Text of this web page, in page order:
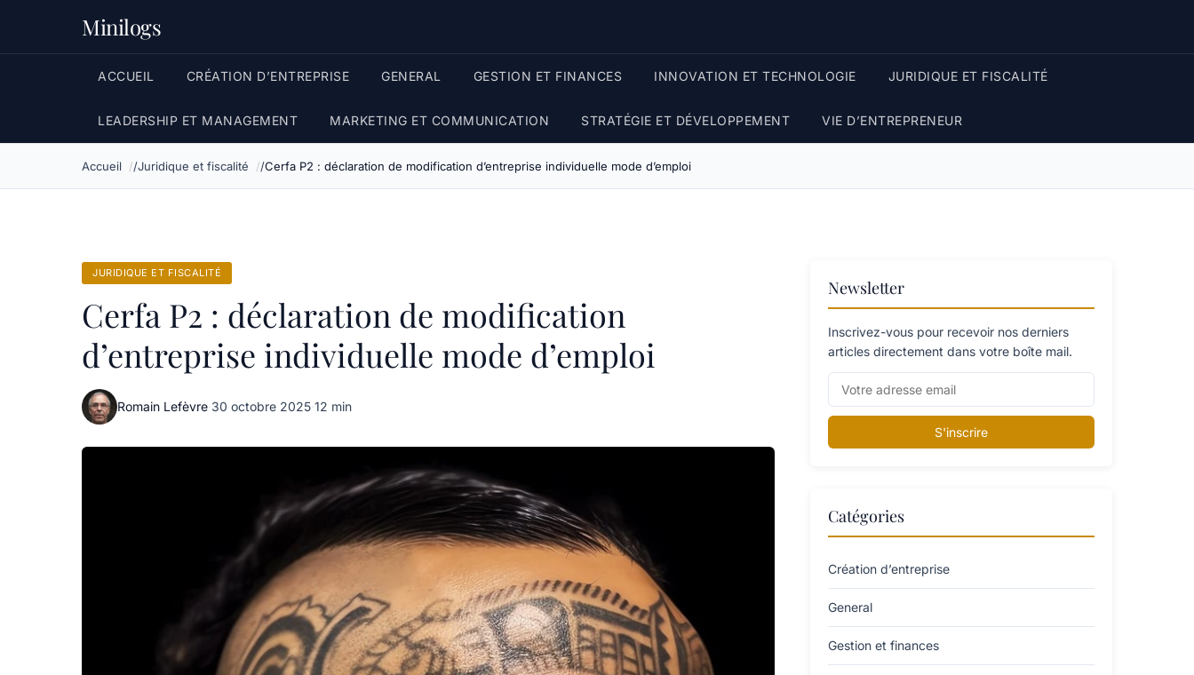
Minilogs
ACCUEIL CRÉATION D’ENTREPRISE GENERAL GESTION ET FINANCES INNOVATION ET TECHNOLOGIE JURIDIQUE ET FISCALITÉ
LEADERSHIP ET MANAGEMENT MARKETING ET COMMUNICATION STRATÉGIE ET DÉVELOPPEMENT VIE D’ENTREPRENEUR
Accueil Juridique et fiscalité Cerfa P2 : déclaration de modification d’entreprise individuelle mode d’emploi
JURIDIQUE ET FISCALITÉ
Cerfa P2 : déclaration de modification
d’entreprise individuelle mode d’emploi
Romain Lefèvre·30 octobre 2025·12 min
Newsletter
Inscrivez-vous pour recevoir nos derniers
articles directement dans votre boîte mail.
S'inscrire
Catégories
Création d’entreprise
General
Gestion et finances